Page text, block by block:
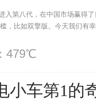
入第八代，在中国市场赢得
，比如双擎版。今天我们有
479℃
小车第1的